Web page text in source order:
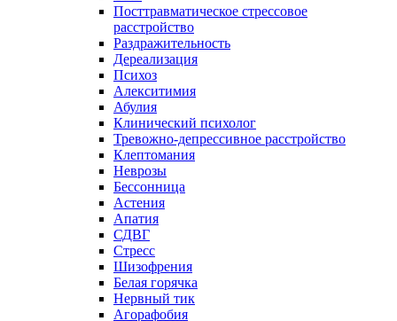
Посттравматическое стрессовое
расстройство
Раздражительность
Дереализация
Психоз
Алекситимия
Абулия
Клинический психолог
Тревожно-депрессивное расстройство
Клептомания
Неврозы
Бессонница
Астения
Апатия
СДВГ
Стресс
Шизофрения
Белая горячка
Нервный тик
Агорафобия